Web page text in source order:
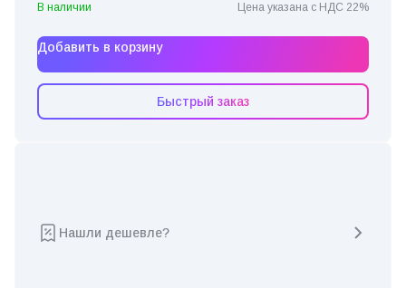
В наличии Цена указана с НДС 22%
Добавить в корзину
Быстрый заказ
Нашли дешевле?